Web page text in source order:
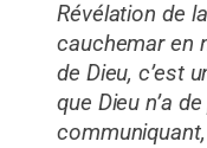
Révélation de
cauchemar en
de Dieu, c’est
que Dieu n’a